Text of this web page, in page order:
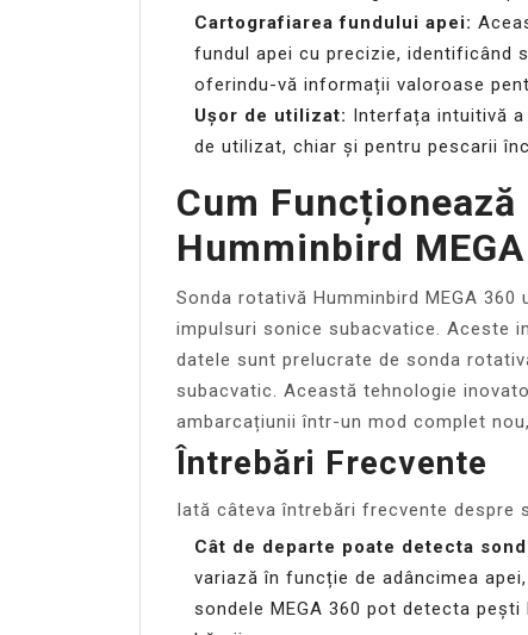
Cartografiarea fundului apei:
fundul apei cu precizie, identificând
oferindu-vă informații valoroase
Ușor de utilizat: Interfața intuitivă a
de utilizat, chiar și pentru pescarii
Cum
Humminbird
Sonda rotativă Humminbird MEGA
impulsuri sonice subacvatice. Aceste
datele sunt prelucrate de sonda
subacvatic. Această tehnologie
ambarcațiunii într-un mod complet
Întrebări Frecvente
Iată câteva întrebări frecvente despre
Cât de departe poate detecta
variază în funcție de adâncimea
sondele MEGA 360 pot detecta